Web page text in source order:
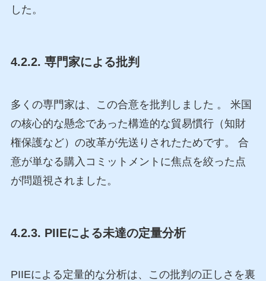
した。
4.2.2. 専門家による批判
多くの専門家は、この合意を批判しました 。 米国
の核心的な懸念であった構造的な貿易慣行（知財
権保護など）の改革が先送りされたためです。 合
意が単なる購入コミットメントに焦点を絞った点
が問題視されました。
4.2.3. PIIEによる未達の定量分析
PIIEによる定量的な分析は、この批判の正しさを裏